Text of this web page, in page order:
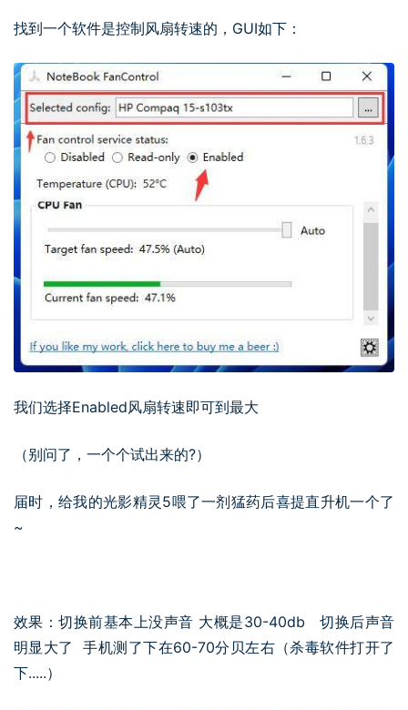
找到一个软件是控制风扇转速的，GUI如下：
我们选择Enabled风扇转速即可到最大
（别问了，一个个试出来的?）
届时，给我的光影精灵5喂了一剂猛药后喜提直升机一个了
~
效果：切换前基本上没声音 大概是30-40db 切换后声音
明显大了 手机测了下在60-70分贝左右（杀毒软件打开了
下.....）